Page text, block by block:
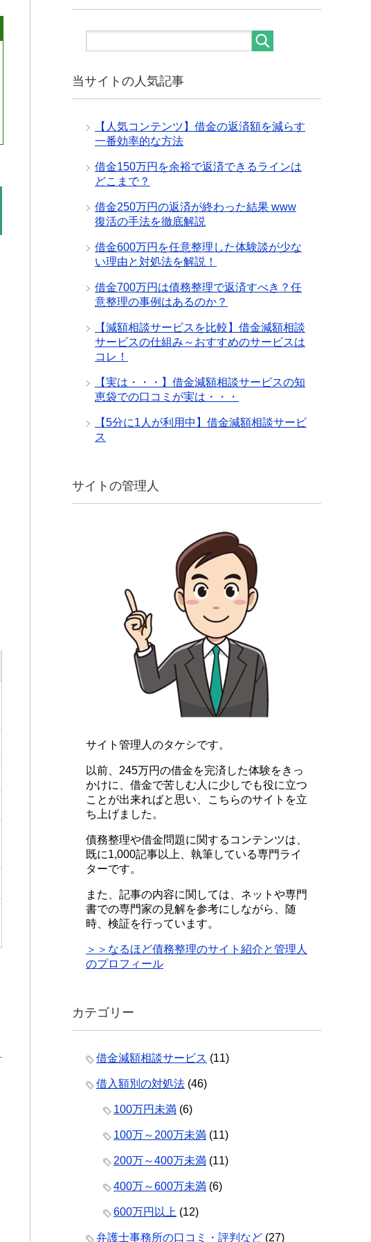
当サイトの人気記事
【人気コンテンツ】借金の返済額を減らす
一番効率的な方法
借金150万円を余裕で返済できるラインは
どこまで？
借金250万円の返済が終わった結果 www
復活の手法を徹底解説
借金600万円を任意整理した体験談が少な
い理由と対処法を解説！
借金700万円は債務整理で返済すべき？任
意整理の事例はあるのか？
【減額相談サービスを比較】借金減額相談
サービスの仕組み～おすすめのサービスは
コレ！
【実は・・・】借金減額相談サービスの知
恵袋での口コミが実は・・・
【5分に1人が利用中】借金減額相談サービ
ス
サイトの管理人
サイト管理人のタケシです。
以前、245万円の借金を完済した体験をきっ
かけに、借金で苦しむ人に少しでも役に立つ
ことが出来ればと思い、こちらのサイトを立
ち上げました。
債務整理や借金問題に関するコンテンツは、
既に1,000記事以上、執筆している専門ライ
ターです。
また、記事の内容に関しては、ネットや専門
書での専門家の見解を参考にしながら、随
時、検証を行っています。
＞＞なるほど債務整理のサイト紹介と管理人
のプロフィール
カテゴリー
借金減額相談サービス (11)
借入額別の対処法 (46)
100万円未満 (6)
100万～200万未満 (11)
200万～400万未満 (11)
400万～600万未満 (6)
600万円以上 (12)
弁護士事務所の口コミ・評判など (27)